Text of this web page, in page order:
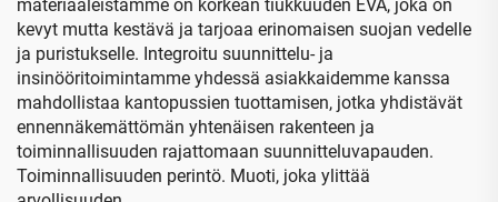
materiaaleistamme on korkean tiukkuuden EVA, joka on
kevyt mutta kestävä ja tarjoaa erinomaisen suojan vedelle
ja puristukselle. Integroitu suunnittelu- ja
insinööritoimintamme yhdessä asiakkaidemme kanssa
mahdollistaa kantopussien tuottamisen, jotka yhdistävät
ennennäkemättömän yhtenäisen rakenteen ja
toiminnallisuuden rajattomaan suunnitteluvapauden.
Toiminnallisuuden perintö. Muoti, joka ylittää